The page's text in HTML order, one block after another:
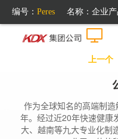
编号： Peres 名称： 企业
上一个